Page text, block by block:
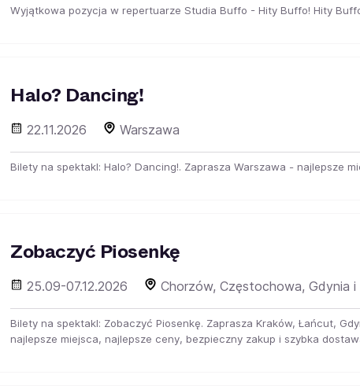
Wyjątkowa pozycja w repertuarze Studia Buffo - Hity Buffo! Hity
Halo? Dancing!
22.11.2026 Warszawa
Bilety na spektakl: Halo? Dancing!. Zaprasza Warszawa - najlepsze
Zobaczyć Piosenkę
25.09-07.12.2026 Chorzów, Częstochowa, Gdynia i
Bilety na spektakl: Zobaczyć Piosenkę. Zaprasza Kraków, Łańcut,
najlepsze miejsca, najlepsze ceny, bezpieczny zakup i szybka